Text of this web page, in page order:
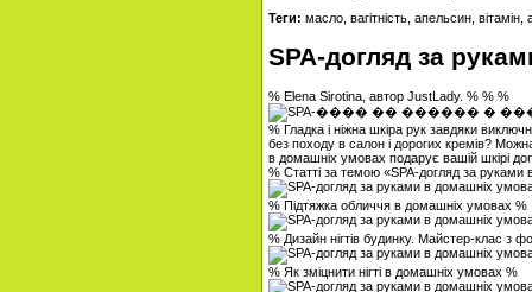
Теги: масло, вагітність, апельсин,
SPA-догляд за
% Elena Sirotina, автор JustLady. % % %
% Гладка і ніжна шкіра рук завдяки
без походу в салон і дорогих кремів?
в домашніх умовах подарує вашій шкірі
% Статті за темою «SPA-догляд за
% Підтяжка обличчя в домашніх умовах %
% Дизайн нігтів будинку. Майстер-клас з
% Як зміцнити нігті в домашніх умовах %